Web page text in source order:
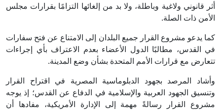
أثر قانوني ولاغية وباطلة، ولا بد من إلغائها التزامًا بقرارات مجلس
الأمن ذات الصلة.
كما يدعو مشروع القرار جميع البلدان إلى الامتناع عن فتح سفارات
في القدس، مطالبًا الدول الأعضاء بعدم الاعتراف بأي إجراءات
تتعارض مع قرارات الأمم المتحدة بشأن وضع المدينة.
وأشاد المرصد بجهود الدبلوماسية المصرية في اقتراح القرار
وتنسيق الجهود العربية والإسلامية في الدفاع عن القدس؛ إذ يوجه
مشروع القرار رسالةً مهمة إلى الإدارة الأمريكية، مفادها أن